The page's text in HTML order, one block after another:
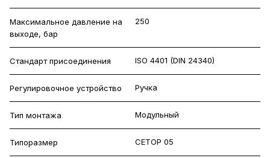
Максимальное давление на
выходе, бар
250
Стандарт присоединения ISO 4401 (DIN 24340)
Регулировочное устройство Ручка
Тип монтажа Модульный
Типоразмер CETOP 05